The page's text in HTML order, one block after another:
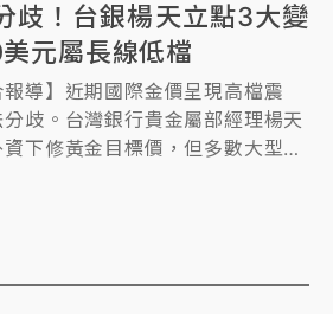
歧！台銀楊天立點3大變
元屬長線低檔
報導】近期國際金價呈現高檔震
歧。台灣銀行貴金屬部經理楊天
下修黃金目標價，但多數大型投
強調，若金價跌破每盎司4500
，建議投資人採取定期定額方式
台銀公布的「乖離率」作為長期進